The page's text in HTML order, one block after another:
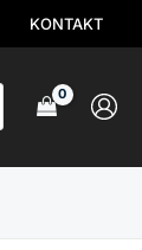
KONTAKT